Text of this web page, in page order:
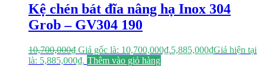
Kệ chén bát đĩa nâng hạ Inox 304
Grob – GV304 190
10,700,000₫ Giá gốc là: 10,700,000₫.5,885,000₫Giá hiện tại
là: 5,885,000₫. Thêm vào giỏ hàng